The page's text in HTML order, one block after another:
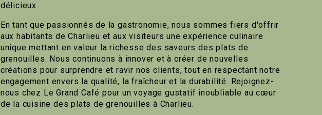
délicieux.
En tant que passionnés de la gastronomie, nous sommes fiers d'offrir
aux habitants de Charlieu et aux visiteurs une expérience culinaire
unique mettant en valeur la richesse des saveurs des plats de
grenouilles. Nous continuons à innover et à créer de nouvelles
créations pour surprendre et ravir nos clients, tout en respectant notre
engagement envers la qualité, la fraîcheur et la durabilité. Rejoignez-
nous chez Le Grand Café pour un voyage gustatif inoubliable au cœur
de la cuisine des plats de grenouilles à Charlieu.